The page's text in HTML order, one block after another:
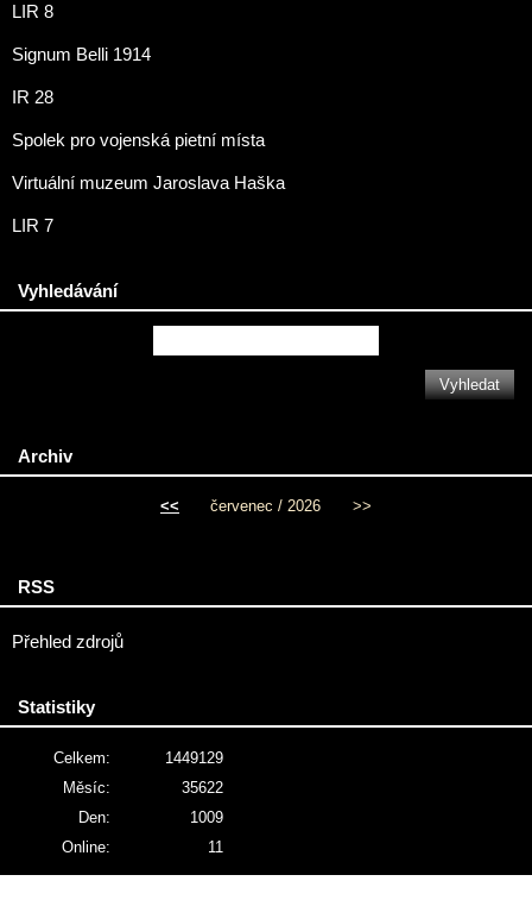
LIR 8
Signum Belli 1914
IR 28
Spolek pro vojenská pietní místa
Virtuální muzeum Jaroslava Haška
LIR 7
Vyhledávání
Archiv
<< červenec / 2026 >>
RSS
Přehled zdrojů
Statistiky
Online: 11
Celkem:
1449129
Měsíc:
35622
Den:
1009